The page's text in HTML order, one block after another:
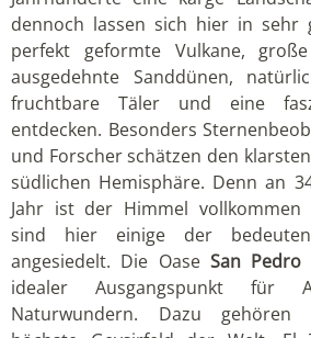
dennoch lassen sich hier in sehr
perfekt geformte Vulkane, große
ausgedehnte Sanddünen,
fruchtbare Täler und eine
entdecken. Besonders
und Forscher schätzen den
südlichen Hemisphäre. Denn an
Jahr ist der Himmel vollkommen
sind hier einige der
angesiedelt. Die Oase San Pedro
idealer Ausgangspunkt für
Naturwundern. Dazu gehören